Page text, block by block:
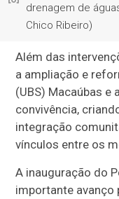
drenagem de
Chico Ribeiro)
Além das
a ampliação e
(UBS) Macaúbas e
convivência,
integração
vínculos entre os
A inauguração do
importante avanço